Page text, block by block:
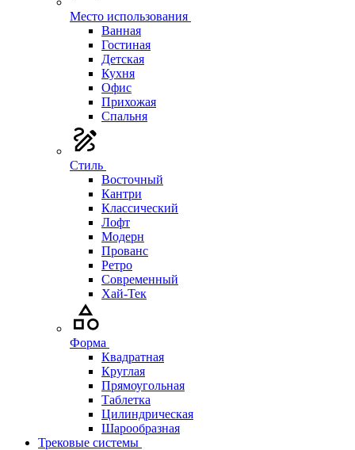
Место использования
Ванная
Гостиная
Детская
Кухня
Офис
Прихожая
Спальня
Стиль
Восточный
Кантри
Классический
Лофт
Модерн
Прованс
Ретро
Современный
Хай-Тек
Форма
Квадратная
Круглая
Прямоугольная
Таблетка
Цилиндрическая
Шарообразная
Трековые системы